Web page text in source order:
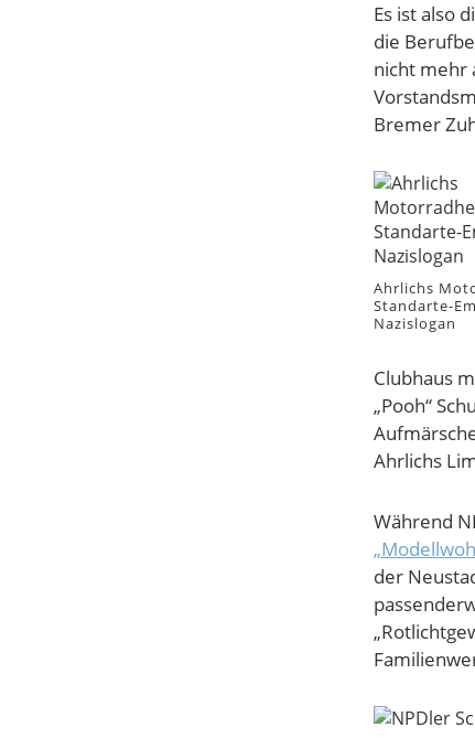
Es ist also
die
nicht mehr
Bremer
Ahrlichs
Standarte-
Nazislogan
Clubhaus
„Pooh“
Ahrlichs
Während
der